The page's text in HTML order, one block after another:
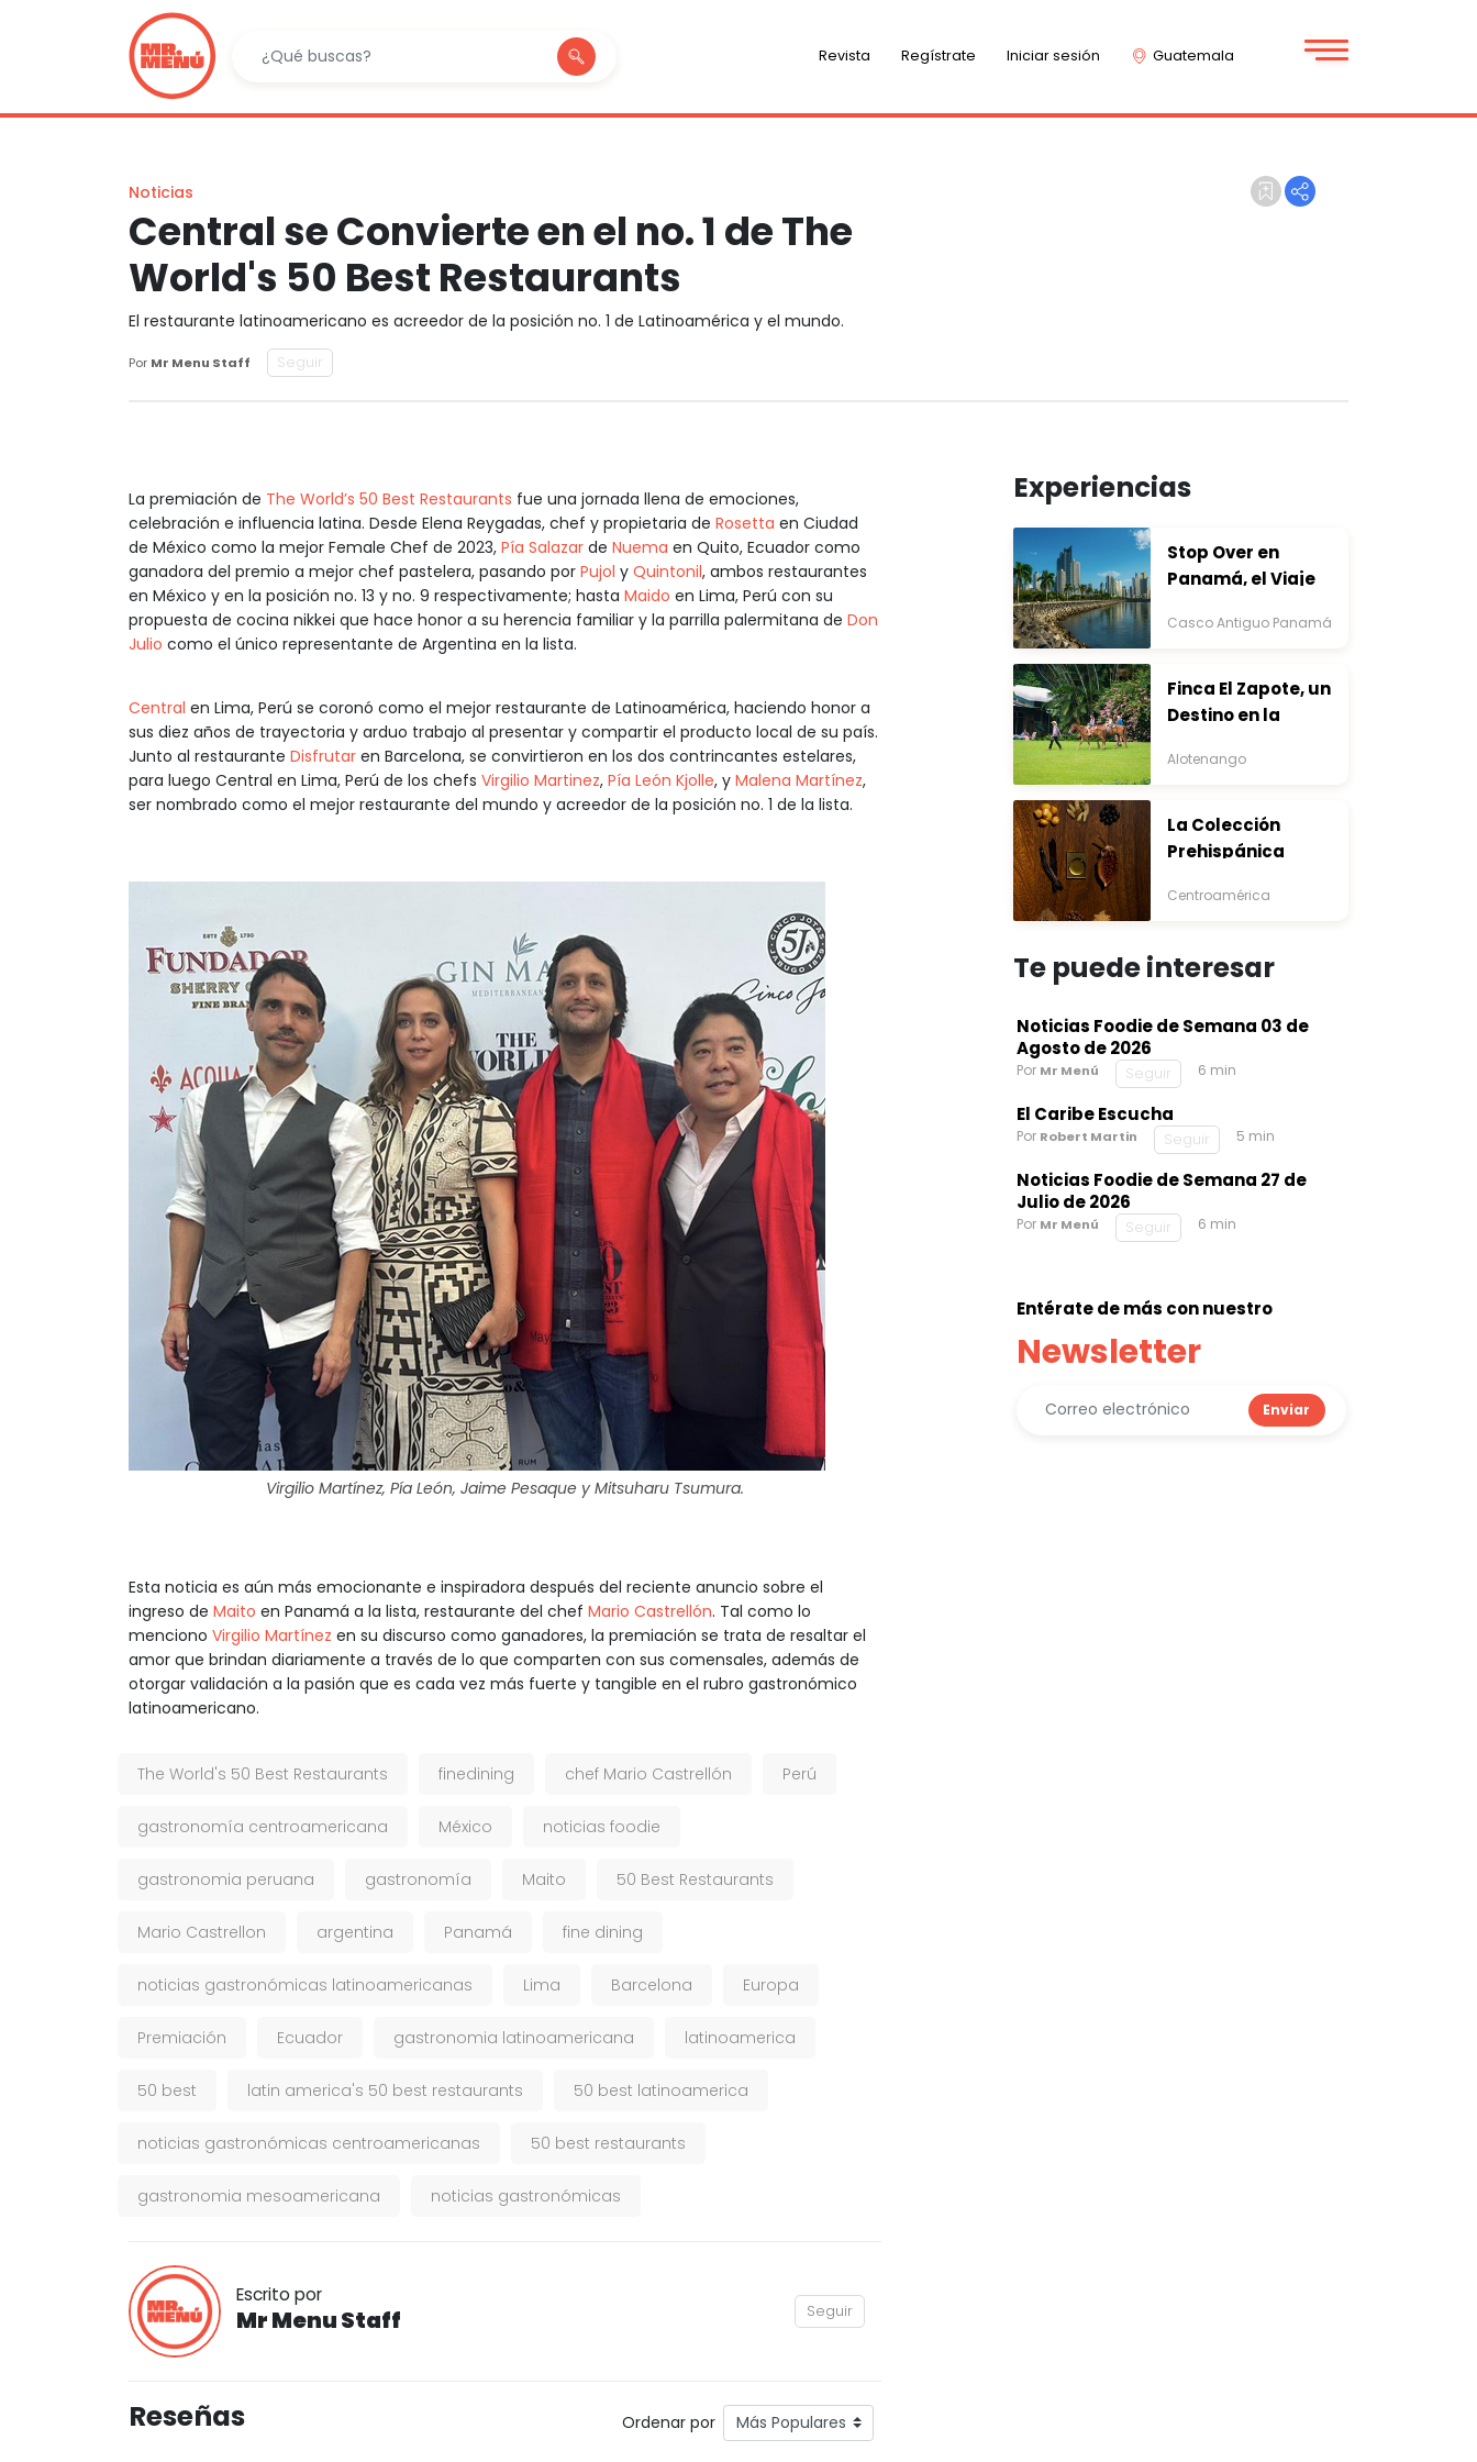
Revista Regístrate Iniciar sesión Guatemala
Noticias
Central se Convierte en el no. 1 de The
World's 50 Best Restaurants
El restaurante latinoamericano es acreedor de la posición no. 1 de Latinoamérica y el mundo.
Por Mr Menu Staff Seguir
La premiación de The World’s 50 Best Restaurants fue una jornada llena de emociones,
celebración e influencia latina. Desde Elena Reygadas, chef y propietaria de Rosetta en Ciudad
de México como la mejor Female Chef de 2023, Pía Salazar de Nuema en Quito, Ecuador como
ganadora del premio a mejor chef pastelera, pasando por Pujol y Quintonil, ambos restaurantes
en México y en la posición no. 13 y no. 9 respectivamente; hasta Maido en Lima, Perú con su
propuesta de cocina nikkei que hace honor a su herencia familiar y la parrilla palermitana de Don
Julio como el único representante de Argentina en la lista.
Central en Lima, Perú se coronó como el mejor restaurante de Latinoamérica, haciendo honor a
sus diez años de trayectoria y arduo trabajo al presentar y compartir el producto local de su país.
Junto al restaurante Disfrutar en Barcelona, se convirtieron en los dos contrincantes estelares,
para luego Central en Lima, Perú de los chefs Virgilio Martinez, Pía León Kjolle, y Malena Martínez,
ser nombrado como el mejor restaurante del mundo y acreedor de la posición no. 1 de la lista.
Virgilio Martínez, Pía León, Jaime Pesaque y Mitsuharu Tsumura.
Esta noticia es aún más emocionante e inspiradora después del reciente anuncio sobre el
ingreso de Maito en Panamá a la lista, restaurante del chef Mario Castrellón. Tal como lo
menciono Virgilio Martínez en su discurso como ganadores, la premiación se trata de resaltar el
amor que brindan diariamente a través de lo que comparten con sus comensales, además de
otorgar validación a la pasión que es cada vez más fuerte y tangible en el rubro gastronómico
latinoamericano.
The World's 50 Best Restaurants finedining chef Mario Castrellón Perú
gastronomía centroamericana México noticias foodie
gastronomia peruana gastronomía Maito 50 Best Restaurants
Mario Castrellon argentina Panamá fine dining
noticias gastronómicas latinoamericanas Lima Barcelona Europa
Premiación Ecuador gastronomia latinoamericana latinoamerica
50 best latin america's 50 best restaurants 50 best latinoamerica
noticias gastronómicas centroamericanas 50 best restaurants
gastronomia mesoamericana noticias gastronómicas
Escrito por
Mr Menu Staff Seguir
Reseñas Ordenar por
Experiencias
Stop Over en
Panamá, el Viaje
Destino
Casco Antiguo Panamá
Finca El Zapote, un
Destino en la
Arte y Naturaleza
Alotenango
La Colección
Prehispánica
Centroamérica
Te puede interesar
Noticias Foodie de Semana 03 de
Agosto de 2026
Por Mr Menú Seguir 6 min
El Caribe Escucha
Por Robert Martin Seguir 5 min
Noticias Foodie de Semana 27 de
Julio de 2026
Por Mr Menú Seguir 6 min
Entérate de más con nuestro
Newsletter
Enviar